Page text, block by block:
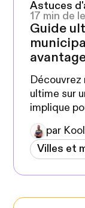
Astuces
17 min de
Guide
ultime sur
implique
par
Villes et